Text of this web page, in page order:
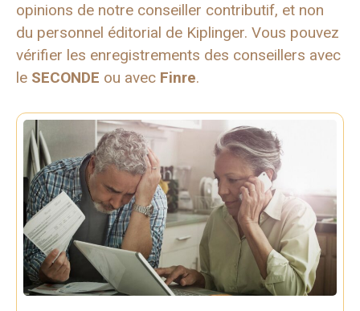
opinions de notre conseiller contributif, et non
du personnel éditorial de Kiplinger. Vous pouvez
vérifier les enregistrements des conseillers avec
le SECONDE ou avec Finre.